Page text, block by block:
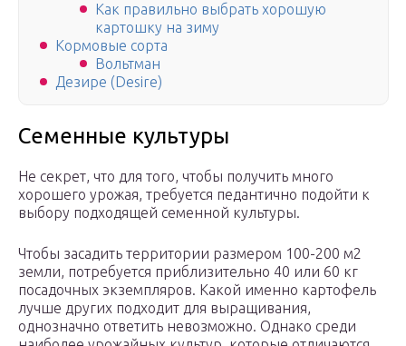
Как правильно выбрать хорошую
картошку на зиму
Кормовые сорта
Вольтман
Дезире (Desire)
Семенные культуры
Не секрет, что для того, чтобы получить много
хорошего урожая, требуется педантично подойти к
выбору подходящей семенной культуры.
Чтобы засадить территории размером 100-200 м2
земли, потребуется приблизительно 40 или 60 кг
посадочных экземпляров. Какой именно картофель
лучше других подходит для выращивания,
однозначно ответить невозможно. Однако среди